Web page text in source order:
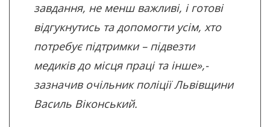
завдання, не менш важливі, і готові
відгукнутись та допомогти усім, хто
потребує підтримки – підвезти
медиків до місця праці та інше»,-
зазначив очільник поліції Львівщини
Василь Віконський.